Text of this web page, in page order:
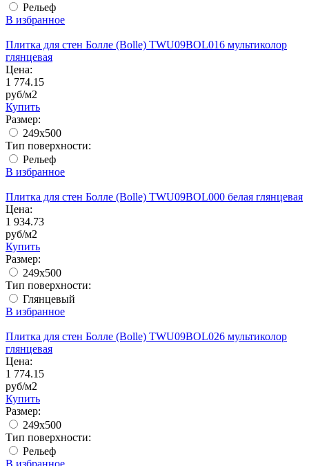
Рельеф
В избранное
Плитка для стен Болле (Bolle) TWU09BOL016 мультиколор
глянцевая
Цена:
1 774.15
руб/м2
Купить
Размер:
249x500
Тип поверхности:
Рельеф
В избранное
Плитка для стен Болле (Bolle) TWU09BOL000 белая глянцевая
Цена:
1 934.73
руб/м2
Купить
Размер:
249x500
Тип поверхности:
Глянцевый
В избранное
Плитка для стен Болле (Bolle) TWU09BOL026 мультиколор
глянцевая
Цена:
1 774.15
руб/м2
Купить
Размер:
249x500
Тип поверхности:
Рельеф
В избранное